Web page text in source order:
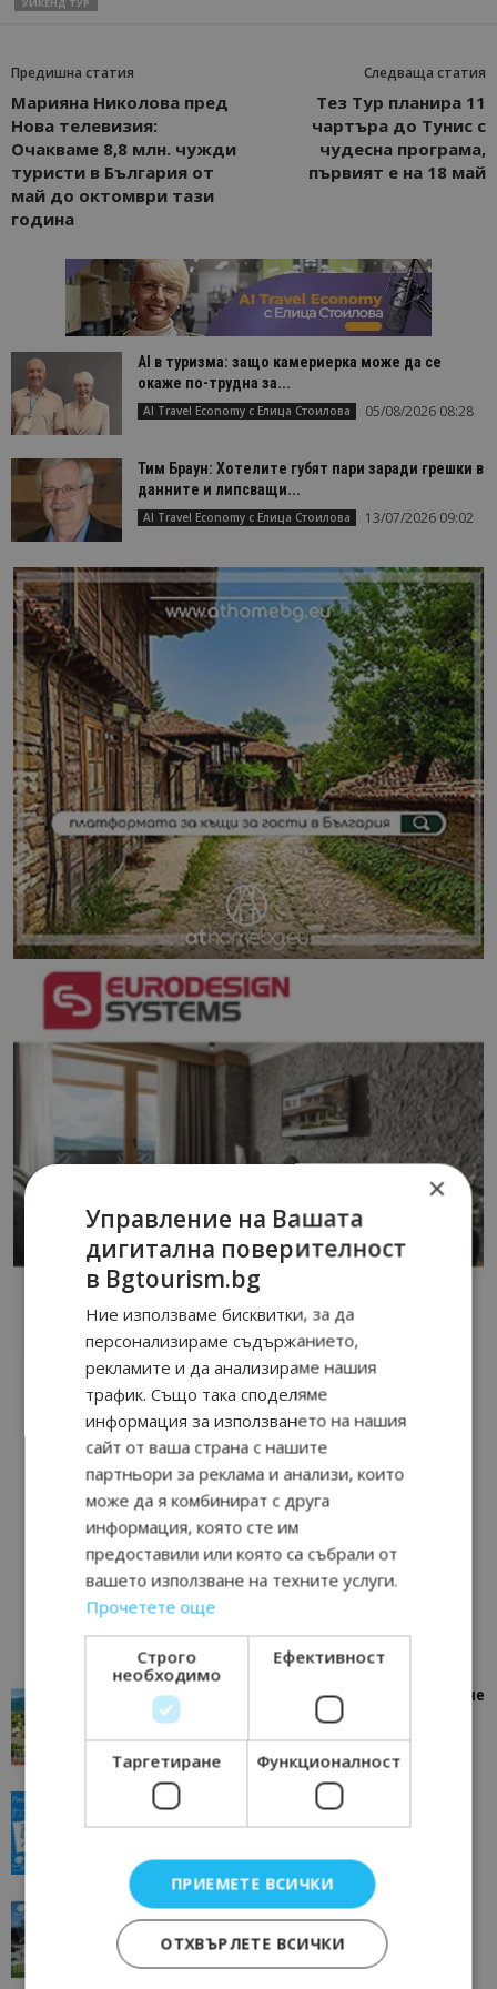
Предишна статия
Марияна Николова пред
Нова телевизия:
Очакваме 8,8 млн. чужди
туристи в България от
май до октомври тази
година
Следваща статия
Тез Тур планира 11
чартъра до Тунис с
чудесна програма,
първият е на 18 май
AI в туризма: защо камериерка може да се
окаже по-трудна за...
AI Travel Economy с Елица Стоилова 05/08/2026 08:28
Тим Браун: Хотелите губят пари заради грешки в
данните и липсващи...
AI Travel Economy с Елица Стоилова 13/07/2026 09:02
“Пощенска картичка от…”: Петрич – Изживяване
отвъд очакваното
Петрич 11/07/2026 11:22
“Пощенска картичка от…”: Пловдив, градът на
всички времена
“Пощенска картичка от…”: Перник – град на
традициите, културата и вдъхновяващите...
×
Управление на Вашата
дигитална поверителност
в Bgtourism.bg
Ние използваме бисквитки, за да
персонализираме съдържанието,
рекламите и да анализираме нашия
трафик. Също така споделяме
информация за използването на нашия
сайт от ваша страна с нашите
партньори за реклама и анализи, които
може да я комбинират с друга
информация, която сте им
предоставили или която са събрали от
вашето използване на техните услуги.
Прочетете още
Строго
необходимо
Ефективност
Таргетиране Функционалност
ПРИЕМЕТЕ ВСИЧКИ
ОТХВЪРЛЕТЕ ВСИЧКИ